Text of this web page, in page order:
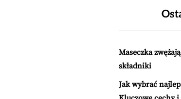
Maseczka
składniki
Jak wybrać